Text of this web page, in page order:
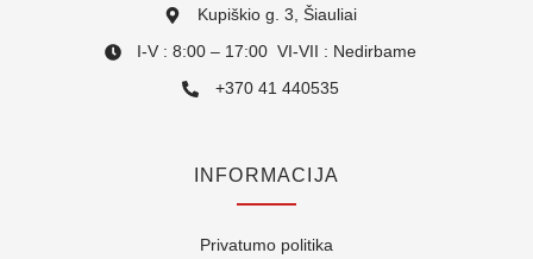
Kupiškio g. 3, Šiauliai
I-V : 8:00 – 17:00 VI-VII : Nedirbame
+370 41 440535
INFORMACIJA
Privatumo politika